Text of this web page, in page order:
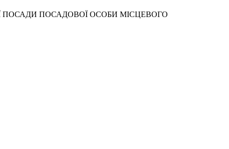
ПОСАДОВОЇ ОСОБИ МІСЦЕВОГО